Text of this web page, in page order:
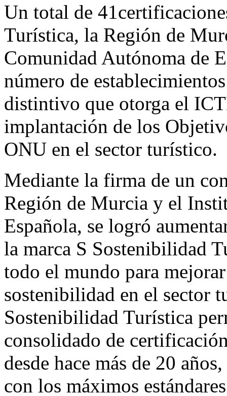
Un total de
Turística, la Región de
Comunidad Autónoma de
número de
distintivo que otorga el
implantación de los
ONU en el sector turístico.
Mediante la firma de un
Región de Murcia y el
Española, se logró
la marca S Sostenibilidad
todo el mundo para
sostenibilidad en el sector
Sostenibilidad Turística
consolidado de
desde hace más de 20
con los máximos